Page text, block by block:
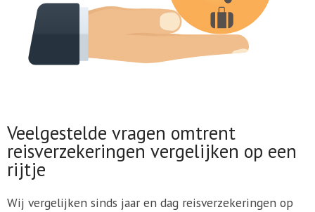
Veelgestelde vragen omtrent
reisverzekeringen vergelijken op een
rijtje
Wij vergelijken sinds jaar en dag reisverzekeringen op